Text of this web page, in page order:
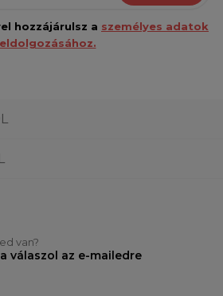
hozzájárulsz a személyes adatok
van?
válaszol az e-mailedre